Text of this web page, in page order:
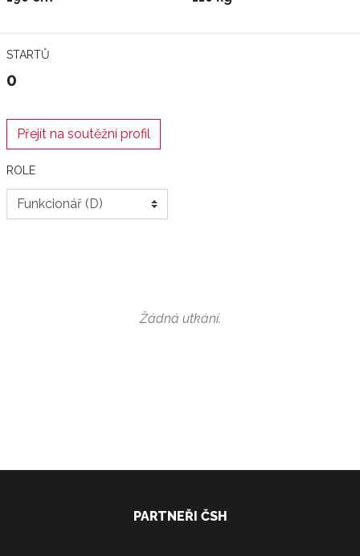
STARTŮ
0
Přejít na soutěžní profil
ROLE
Žádná utkání.
PARTNEŘI ČSH